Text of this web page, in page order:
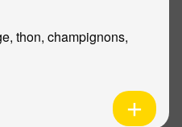
thon, champignons,